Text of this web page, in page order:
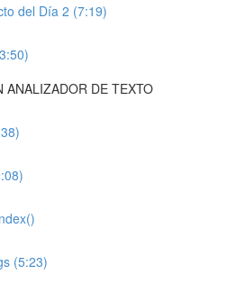
del Día 2 (7:19)
ANALIZADOR DE TEXTO
(5:23)